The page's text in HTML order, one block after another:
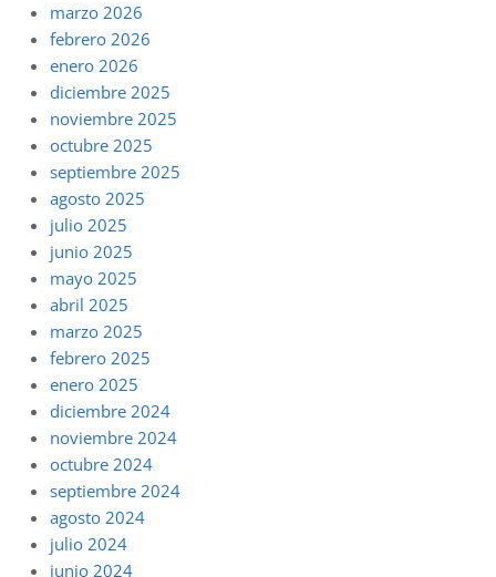
marzo 2026
febrero 2026
enero 2026
diciembre 2025
noviembre 2025
octubre 2025
septiembre 2025
agosto 2025
julio 2025
junio 2025
mayo 2025
abril 2025
marzo 2025
febrero 2025
enero 2025
diciembre 2024
noviembre 2024
octubre 2024
septiembre 2024
agosto 2024
julio 2024
junio 2024